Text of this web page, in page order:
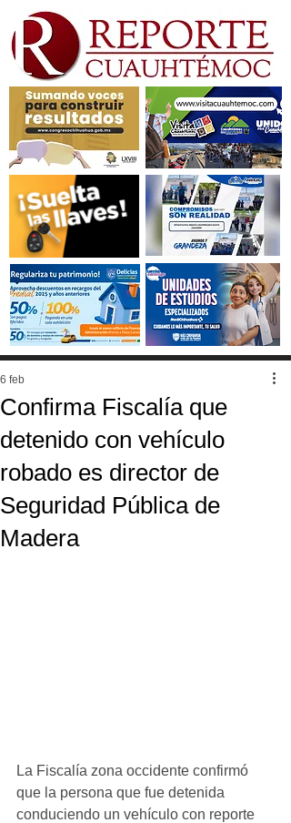
Confirma Fiscalía que
detenido con vehículo
robado es director de
Seguridad Pública de
Madera
6 feb
La Fiscalía zona occidente confirmó
que la persona que fue detenida
conduciendo un vehículo con reporte